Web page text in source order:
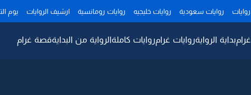
روايات روايات سعودية روايات خليجيه روايات رومانسية ارشيف الروايات يوم
غرامبداية الروايةروايات غرامروايات كاملةالرواية من البدايةقصة غرام